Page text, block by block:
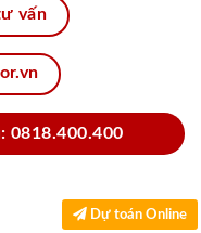
vấn
0818.400.400
Dự toán Online